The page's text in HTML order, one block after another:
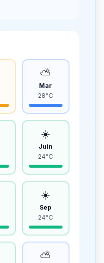
⛅
Mar
28°C
☀️
Juin
24°C
☀️
Sep
24°C
⛅